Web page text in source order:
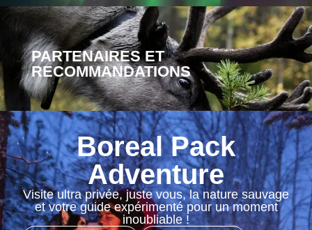
PARTENAIRES ET
RECOMMANDATIONS
Boreal Pack
Adventure
Visite ultra privée, juste vous, la nature sauvage
et votre guide expérimenté pour un moment
inoubliable !